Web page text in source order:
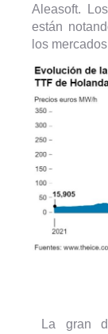
Aleasoft.
están
los
La gran